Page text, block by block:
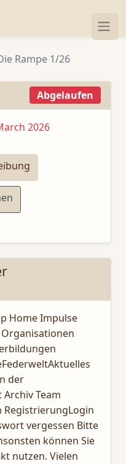
Rampe 1/26
Abgelaufen
2026
Home Impulse
der
Team
RegistrierungLogin
vergessen Bitte
können Sie
nutzen. Vielen